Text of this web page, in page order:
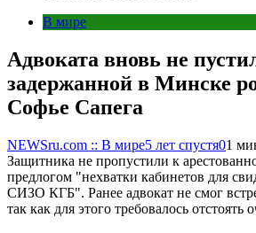
В мире
Адвоката вновь не
задержанной в Минске
Софье Сапега
NEWSru.com :: В мире5 лет спустя01
Защитника не пропустили к
предлогом "нехватки кабинетов для
СИЗО КГБ". Ранее адвокат не смог
так как для этого требовалось отстоять